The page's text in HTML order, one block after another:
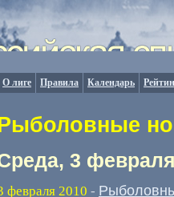
О лиге Правила Календарь
3
февраля 2010 -